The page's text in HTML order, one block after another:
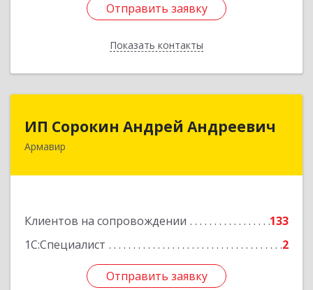
Отправить заявку
Показать контакты
Отправить заявку
Назад
ИП Сорокин Андрей Андреевич
Армавир
Клиентов на сопровождении
133
1С:Специалист
2
Отправить заявку
ИП Сорокин Андрей Андреевич
Отправить заявку